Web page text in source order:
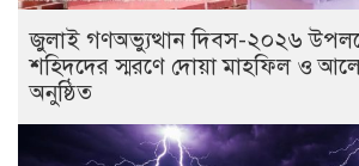
জুলাই গণঅভ্যুত্থান দিবস-২০২৬
শহিদদের স্মরণে দোয়া মাহফিল ও
অনুষ্ঠিত